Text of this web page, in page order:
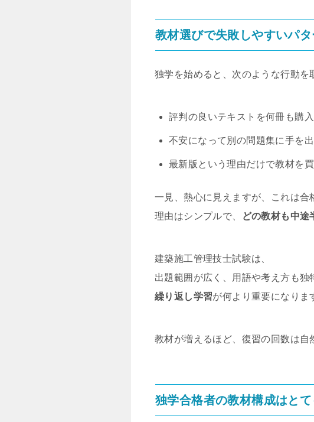
教材選びで失敗しやすいパタ
独学を始めると、次のような行動を
評判の良いテキストを何冊も購
不安になって別の問題集に手を
最新版という理由だけで教材を
一見、熱心に見えますが、これは合
理由はシンプルで、
どの教材も中途
建築施工管理技士試験は、
出題範囲が広く、用語や考え方も独
繰り返し学習が何より重要になりま
教材が増えるほど、復習の回数は自
独学合格者の教材構成はと